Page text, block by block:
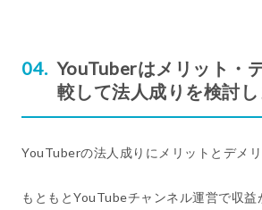
YouTuberはメリット・
較して法人成りを検討し
YouTuberの法人成りにメリットとデメリ
もともとYouTubeチャンネル運営で収益